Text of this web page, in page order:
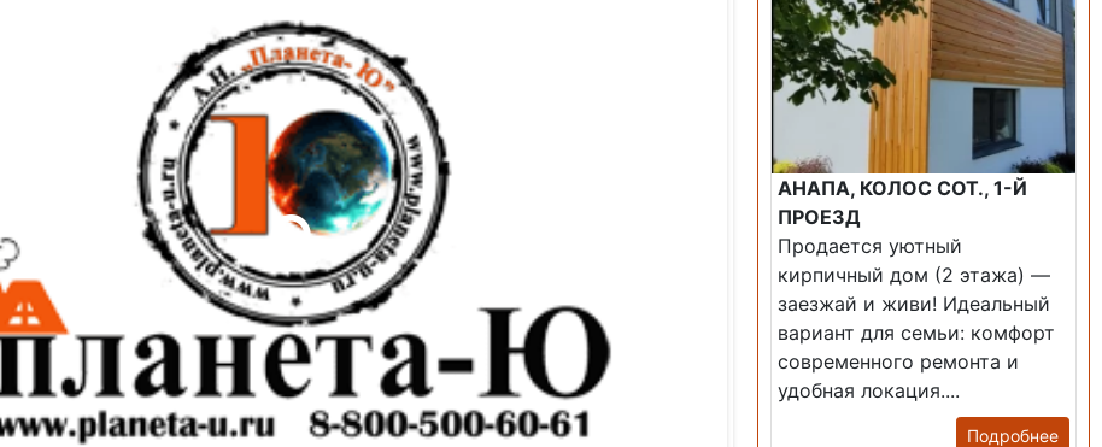
АНАПА, КОЛОС СОТ., 1-Й
ПРОЕЗД
Продается уютный
кирпичный дом (2 этажа) —
заезжай и живи! ​Идеальный
вариант для семьи: комфорт
современного ремонта и
удобная локация....
Подробнее